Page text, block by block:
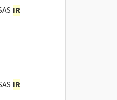
IR
IR